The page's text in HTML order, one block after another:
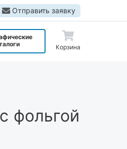
Отправить заявку
Корзина
фольгой